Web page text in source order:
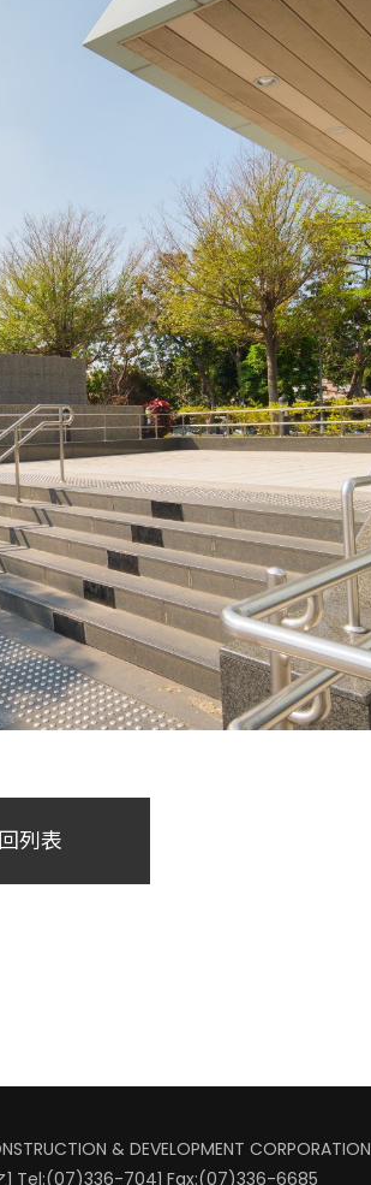
回列表
& DEVELOPMENT CORPORATION
Tel:(07)336-7041 Fax:(07)336-6685